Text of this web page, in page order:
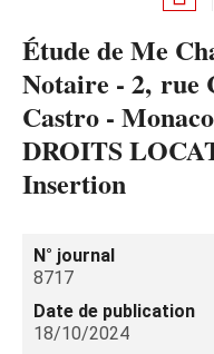
Étude de Me
Notaire - 2, rue
Castro -
DROITS
Insertion
N° journal
8717
Date de publication
18/10/2024